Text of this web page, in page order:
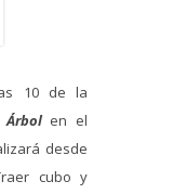
10 de la
en el
desde
cubo y